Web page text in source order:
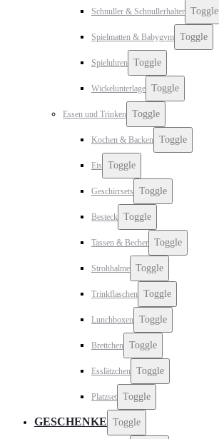
Schnuller & Schnullerhalter Toggle
Spielmatten & Babygym Toggle
Spieluhren Toggle
Wickelunterlage Toggle
Essen und Trinken Toggle
Kochen & Backen Toggle
Eis Toggle
Geschirrsets Toggle
Besteck Toggle
Tassen & Becher Toggle
Strohhalme Toggle
Trinkflaschen Toggle
Lunchboxen Toggle
Brettchen Toggle
Esslätzchen Toggle
Platzset Toggle
GESCHENKE Toggle